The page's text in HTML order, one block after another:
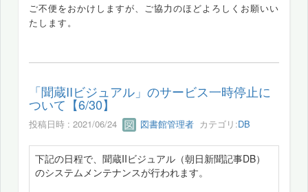
ご不便をおかけしますが、ご協力のほどよろしくお願いい
たします。
「聞蔵IIビジュアル」のサービス一時停止に
ついて【6/30】
投稿日時 : 2021/06/24 図書館管理者 カテゴリ:DB
下記の日程で、聞蔵IIビジュアル（朝日新聞記事DB）
のシステムメンテナンスが行われます。